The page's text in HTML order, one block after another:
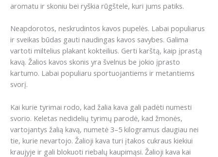
aromatu ir skoniu bei ryškia rūgštele, kuri jums patiks.
Neapdorotos, neskrudintos kavos pupelės. Labai populiarus
ir sveikas būdas gauti naudingas kavos savybes. Galima
vartoti miltelius plakant kokteilius. Gerti karštą, kaip įprastą
kavą. Žalios kavos skonis yra švelnus be jokio įprasto
kartumo. Labai populiaru sportuojantiems ir metantiems
svorį.
Kai kurie tyrimai rodo, kad žalia kava gali padėti numesti
svorio. Keletas nedidelių tyrimų parodė, kad žmonės,
vartojantys žalią kavą, numetė 3–5 kilogramus daugiau nei
tie, kurie nevartojo. Žalioji kava turi įtakos cukraus kiekiui
kraujyje ir gali blokuoti riebalų kaupimąsi. Žalioji kava kai